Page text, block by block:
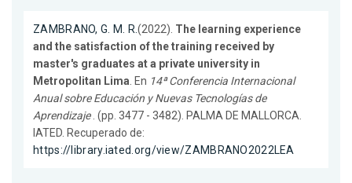
ZAMBRANO, G. M. R.(2022). The learning experience
and the satisfaction of the training received by
master's graduates at a private university in
Metropolitan Lima. En 14ª Conferencia Internacional
Anual sobre Educación y Nuevas Tecnologías de
Aprendizaje. (pp. 3477 - 3482). PALMA DE MALLORCA.
IATED. Recuperado de:
https://library.iated.org/view/ZAMBRANO2022LEA